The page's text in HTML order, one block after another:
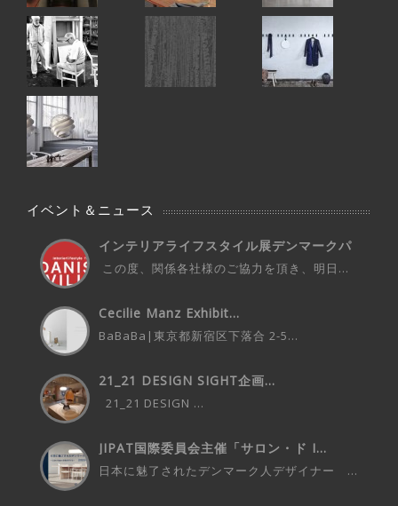
イベント＆ニュース
インテリアライフスタイル展デンマークパ
この度、関係各社様のご協力を頂き、明日...
Cecilie Manz Exhibit...
BaBaBa|東京都新宿区下落合 2-5...
21_21 DESIGN SIGHT企画...
21_21 DESIGN ...
JIPAT国際委員会主催「サロン・ド I...
日本に魅了されたデンマーク人デザイナー ...